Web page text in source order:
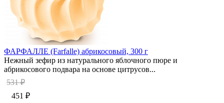
ФАРФАЛЛЕ (Farfalle) абрикосовый, 300 г
Нежный зефир из натурального яблочного пюре и
абрикосового подвара на основе цитрусов...
531 ₽
451 ₽